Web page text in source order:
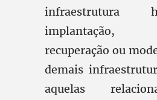
infraestrutura
implantação,
recuperação ou
demais
aquelas